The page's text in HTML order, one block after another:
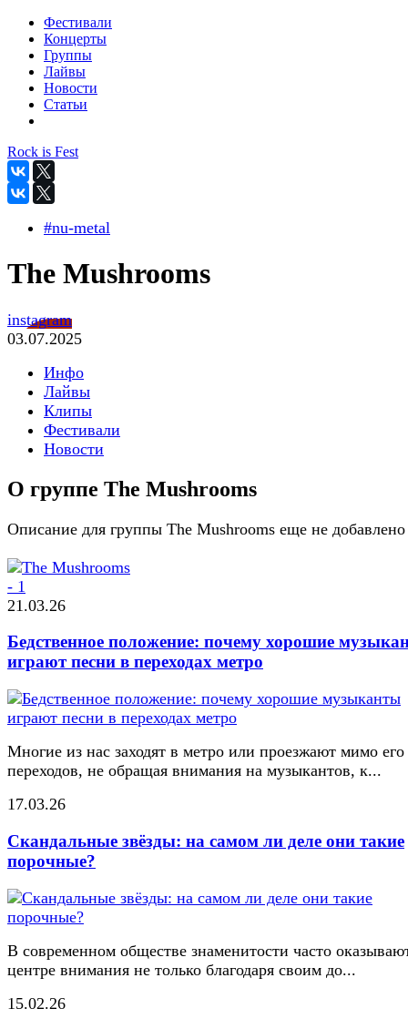
Фестивали
Концерты
Группы
Лайвы
Новости
Статьи
Rock is Fest
#nu-metal
The Mushrooms
instagram
03.07.2025
Инфо
Лайвы
Клипы
Фестивали
Новости
О группе The Mushrooms
Описание для группы The Mushrooms еще не добавлено
21.03.26
Бедственное положение: почему хорошие
играют песни в переходах метро
Многие из нас заходят в метро или проезжают мимо его
переходов, не обращая внимания на музыкантов, к...
17.03.26
Скандальные звёзды: на самом ли деле они такие
порочные?
В современном обществе знаменитости часто
центре внимания не только благодаря своим до...
15.02.26